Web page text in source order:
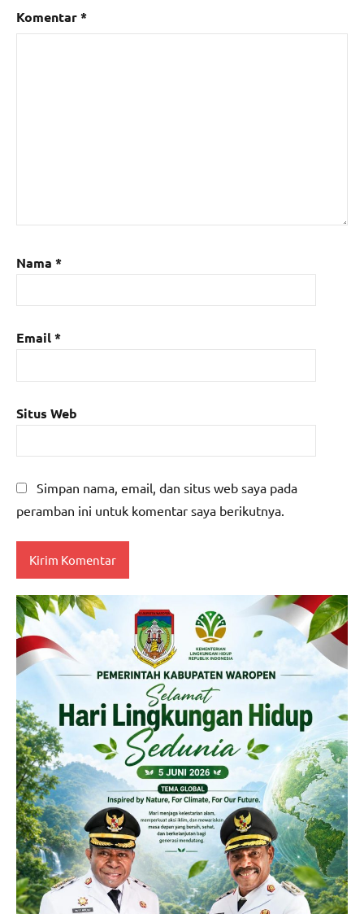
Komentar*
Nama *
Email*
Situs Web
Simpan nama, email, dan situs web saya pada
peramban ini untuk komentar saya berikutnya.